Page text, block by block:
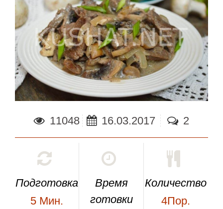
11048 16.03.2017 2
Подготовка
5 Мин.
Время
готовки
Количество
4Пор.